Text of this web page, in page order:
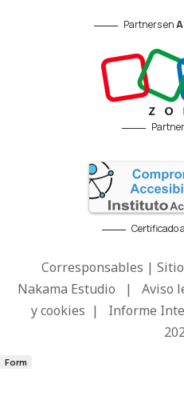
Partners en
Certificado
Corresponsables |
Nakama Estudio | Aviso
y cookies | Informe
Form